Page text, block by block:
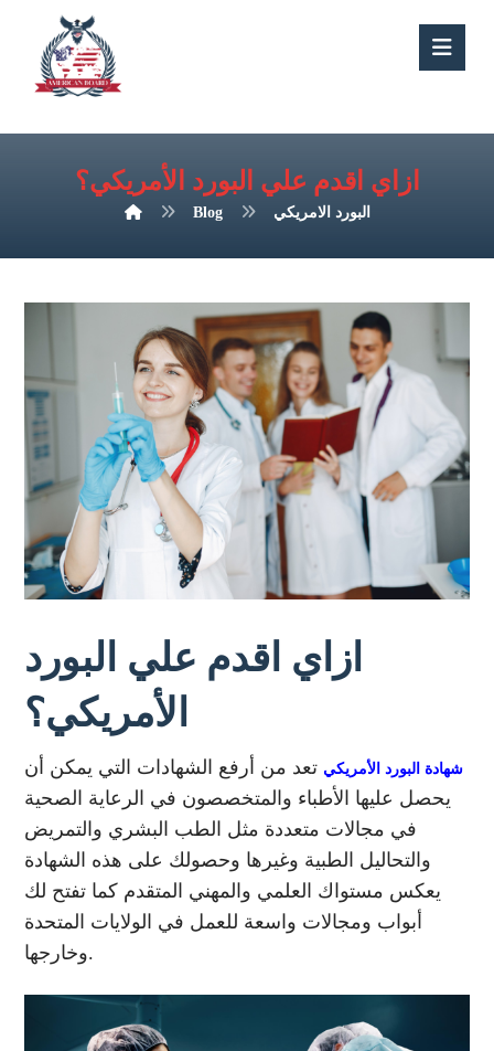
ازاي اقدم علي البورد الأمريكي؟
Blog البورد الامريكي
ازاي اقدم علي البورد
الأمريكي؟
شهادة البورد الأمريكي تعد من أرفع الشهادات التي يمكن أن
يحصل عليها الأطباء والمتخصصون في الرعاية الصحية
في مجالات متعددة مثل الطب البشري والتمريض
والتحاليل الطبية وغيرها وحصولك على هذه الشهادة
يعكس مستواك العلمي والمهني المتقدم كما تفتح لك
أبواب ومجالات واسعة للعمل في الولايات المتحدة
وخارجها.